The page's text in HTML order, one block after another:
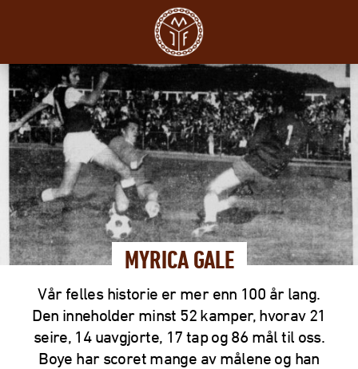
MYRICA GALE
Vår felles historie er mer enn 100 år lang.
Den inneholder minst 52 kamper, hvorav 21
seire, 14 uavgjorte, 17 tap og 86 mål til oss.
Boye har scoret mange av målene og han